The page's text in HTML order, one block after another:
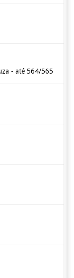
- até 564/565